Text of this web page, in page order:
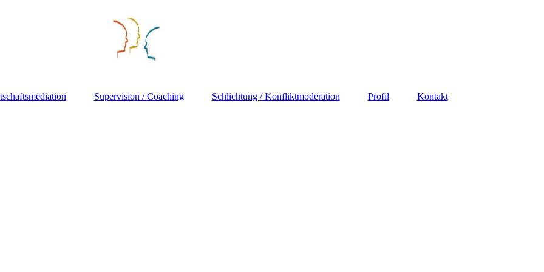
Supervision / Coaching Schlichtung / Konfliktmoderation Profil Kontakt